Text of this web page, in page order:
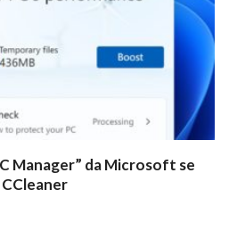
Manager” da Microsoft se